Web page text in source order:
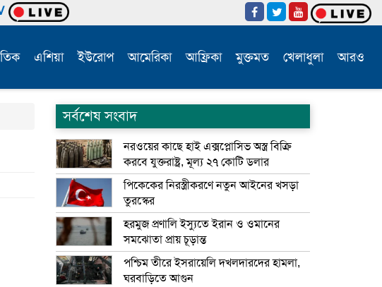
এশিয়া ইউরোপ আমেরিকা আফ্রিকা মুক্তমত খেলাধুলা আরও
সর্বশেষ সংবাদ
নরওয়ের কাছে হাই এক্সপ্লোসিভ অস্ত্র বিক্রি
করবে যুক্তরাষ্ট্র, মূল্য ২৭ কোটি ডলার
পিকেকের নিরস্ত্রীকরণে নতুন আইনের খসড়া
তুরস্কের
হরমুজ প্রণালি ইস্যুতে ইরান ও ওমানের
সমঝোতা প্রায় চূড়ান্ত
পশ্চিম তীরে ইসরায়েলি দখলদারদের হামলা,
ঘরবাড়িতে আগুন